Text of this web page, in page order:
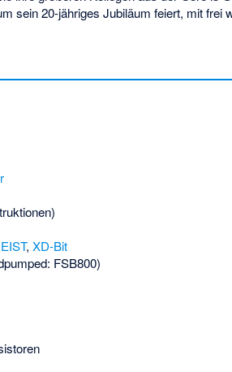
sein 20-jähriges Jubiläum feiert, mit frei
EIST, XD-Bit
FSB800)